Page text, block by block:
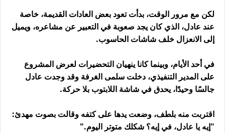
لكن مع مرور الوقت، بدأت تعود بعض العادات القديمة، خاصة
عند عادل، الذي كان يجد صعوبة في التعبير عن مشاعره، ويميل
إلى الانعزال خلف شاشات الحاسوب.
في أحد الأيام، وبينما كانا ينهيان التحضيرات لعرض المشروع
على المدير التنفيذي، دخلت سلمى الغرفة وقد وجدت عادل
جالسًا وحيدًا، يحدق في شاشة اللابتوب بلا حركة.
اقتربت منه بلطف، وضعت يدها على كتفه وقالت بصوت مهدئ:
"إيه يا عادل، في إيه؟ شكلك متوتر اليوم."